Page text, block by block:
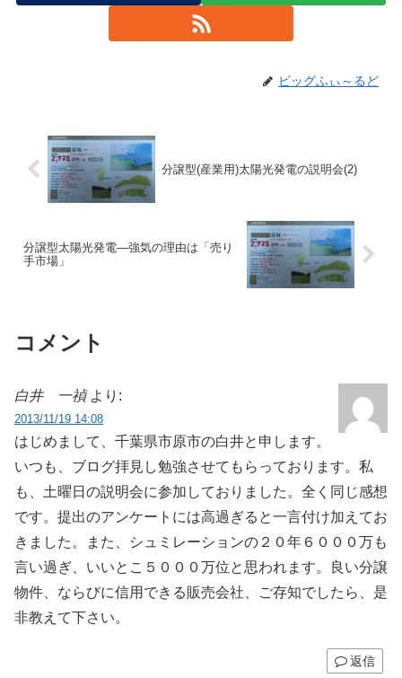
ビッグふぃ～るど
分譲型(産業用)太陽光発電の説明会(2)
分譲型太陽光発電―強気の理由は「売り
手市場」
コメント
白井 一禎 より:
2013/11/19 14:08
はじめまして、千葉県市原市の白井と申します。
いつも、ブログ拝見し勉強させてもらっております。私
も、土曜日の説明会に参加しておりました。全く同じ感想
です。提出のアンケートには高過ぎると一言付け加えてお
きました。また、シュミレーションの２０年６０００万も
言い過ぎ、いいとこ５０００万位と思われます。良い分譲
物件、ならびに信用できる販売会社、ご存知でしたら、是
非教えて下さい。
返信